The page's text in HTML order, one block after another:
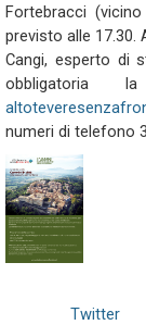
Fortebracci
previsto alle 17.30.
Cangi, esperto di
obbligatoria
numeri di telefono
Twitter